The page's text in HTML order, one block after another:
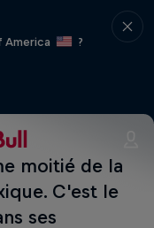
America
?
moitié de la
C'est le
ses